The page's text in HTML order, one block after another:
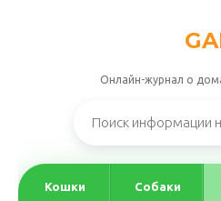
Онлайн-журнал о
Кошки Собаки